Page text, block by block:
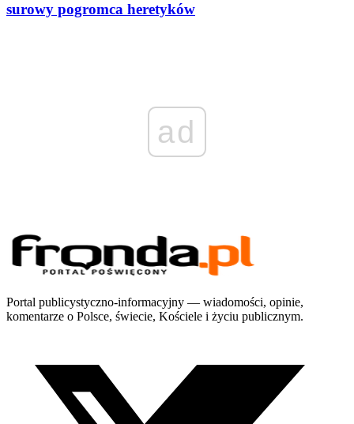
surowy pogromca heretyków
ad
Portal publicystyczno-informacyjny — wiadomości, opinie,
komentarze o Polsce, świecie, Kościele i życiu publicznym.